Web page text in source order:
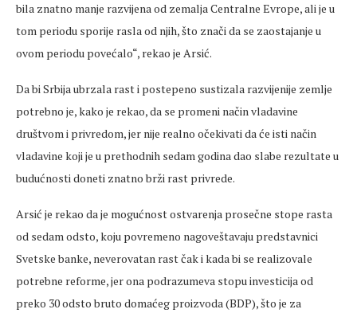
bila znatno manje razvijena od zemalja Centralne Evrope, ali je u
tom periodu sporije rasla od njih, što znači da se zaostajanje u
ovom periodu povećalo“, rekao je Arsić.
Da bi Srbija ubrzala rast i postepeno sustizala razvijenije zemlje
potrebno je, kako je rekao, da se promeni način vladavine
društvom i privredom, jer nije realno očekivati da će isti način
vladavine koji je u prethodnih sedam godina dao slabe rezultate u
budućnosti doneti znatno brži rast privrede.
Arsić je rekao da je mogućnost ostvarenja prosečne stope rasta
od sedam odsto, koju povremeno nagoveštavaju predstavnici
Svetske banke, neverovatan rast čak i kada bi se realizovale
potrebne reforme, jer ona podrazumeva stopu investicija od
preko 30 odsto bruto domaćeg proizvoda (BDP), što je za